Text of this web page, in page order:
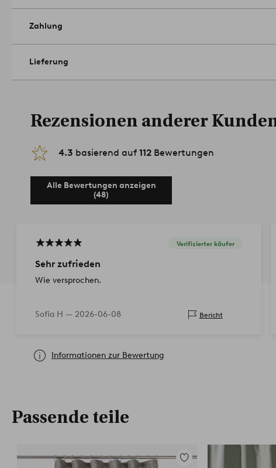
Zahlung
Lieferung
Rezensionen anderer
4.3 basierend auf 112 Bewertungen
Alle Bewertungen anzeigen
(48)
Verifizierter käufer
Sehr zufrieden
Wie versprochen.
Sofia H — 2026-06-08 Bericht
Informationen zur Bewertung
Passende teile
Zu